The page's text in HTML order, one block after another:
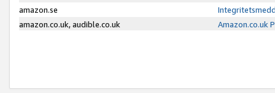
amazon.se
amazon.co.uk, audible.co.uk
Amazon.co.uk